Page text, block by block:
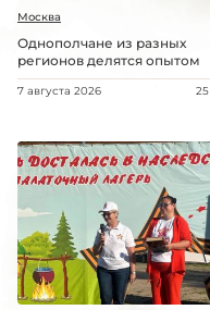
Москва
Однополчане из разных
регионов делятся опытом
7 августа 2026 25